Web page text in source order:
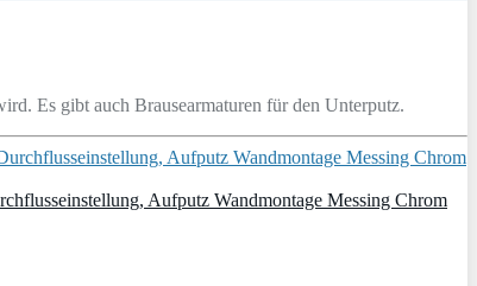
Es gibt auch Brausearmaturen für den Unterputz.
Aufputz Wandmontage Messing Chrom